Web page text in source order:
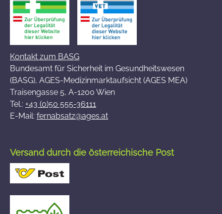
Kontakt zum BASG
Bundesamt für Sicherheit im Gesundheitswesen
(BASG), AGES-Medizinmarktaufsicht (AGES MEA)
Traisengasse 5, A-1200 Wien
Tel.: +43 (0)50 555-36111
E-Mail: fernabsatz@ages.at
Versand durch die österreichische Post